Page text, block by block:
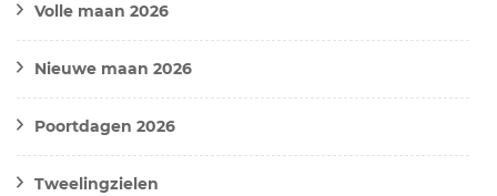
Volle maan 2026
Nieuwe maan 2026
Poortdagen 2026
Tweelingzielen